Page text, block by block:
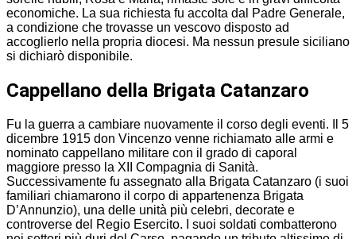
economiche. La sua richiesta fu accolta dal Padre Generale,
a condizione che trovasse un vescovo disposto ad
accoglierlo nella propria diocesi. Ma nessun presule siciliano
si dichiarò disponibile.
Cappellano della Brigata Catanzaro
Fu la guerra a cambiare nuovamente il corso degli eventi. Il 5
dicembre 1915 don Vincenzo venne richiamato alle armi e
nominato cappellano militare con il grado di caporal
maggiore presso la XII Compagnia di Sanità.
Successivamente fu assegnato alla Brigata Catanzaro (i suoi
familiari chiamarono il corpo di appartenenza Brigata
D’Annunzio), una delle unità più celebri, decorate e
controverse del Regio Esercito. I suoi soldati combatterono